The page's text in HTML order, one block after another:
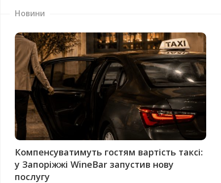
Новини
Компенсуватимуть гостям вартість таксі:
у Запоріжжі WineBar запустив нову
послугу